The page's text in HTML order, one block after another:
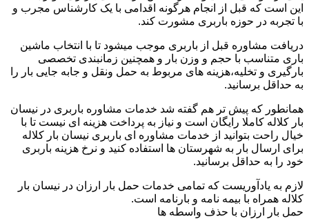
این است که قبل از انجام هرگونه اقدامی با یک کارشناس مجرب و
با تجربه در حوزه باربری مشورت کند.
دریافت مشاوره قبل از باربری موجب میشود تا با انتخاب ماشین
باری متناسب با حجم و وزن بار و همچنین زمانبندی تخصصی
بارگیری و تخلیه،هزینه های مربوط به حمل ونقل و جابه جایی بار را
به حداقل برسانید.
همانطور که پیش تر هم گفته شد خدمات مشاوره باربری در نیسان
بار کلاله کاملا رایگان است و نیاز به پرداخت هزینه ای نیست تا با
خیال راحت بتوانید از خدمات مشاوره ای باربری نیسان بار کلاله
برای ارسال بار به شهرستان ها استفاده کنید و نرخ هزینه باربری
خود را به حداقل برسانید.
لازم به یادآوریست که تمامی خدمات حمل بار ارزان در نیسان بار
کلاله همراه با بیمه نامه و بارنامه است.
حمل بار ارزان با حذف واسطه ها